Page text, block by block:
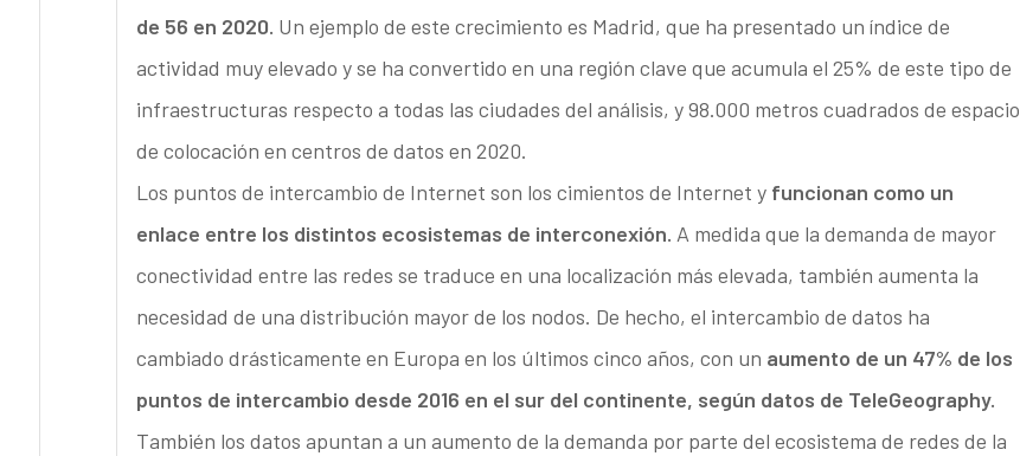
de 56 en 2020. Un ejemplo de este crecimiento es Madrid, que ha presentado un índice de
actividad muy elevado y se ha convertido en una región clave que acumula el 25% de este tipo de
infraestructuras respecto a todas las ciudades del análisis, y 98.000 metros cuadrados de espacio
de colocación en centros de datos en 2020.
Los puntos de intercambio de Internet son los cimientos de Internet y funcionan como un
enlace entre los distintos ecosistemas de interconexión. A medida que la demanda de mayor
conectividad entre las redes se traduce en una localización más elevada, también aumenta la
necesidad de una distribución mayor de los nodos. De hecho, el intercambio de datos ha
cambiado drásticamente en Europa en los últimos cinco años, con un aumento de un 47% de los
puntos de intercambio desde 2016 en el sur del continente, según datos de TeleGeography.
También los datos apuntan a un aumento de la demanda por parte del ecosistema de redes de la